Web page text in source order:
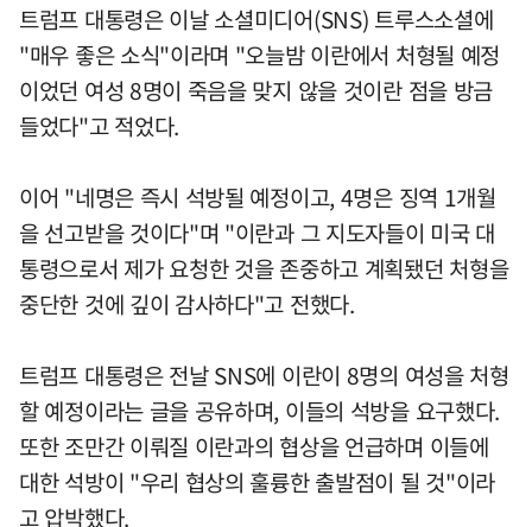
트럼프 대통령은 이날 소셜미디어(SNS) 트루스소셜에
"매우 좋은 소식"이라며 "오늘밤 이란에서 처형될 예정
이었던 여성 8명이 죽음을 맞지 않을 것이란 점을 방금
들었다"고 적었다.
이어 "네명은 즉시 석방될 예정이고, 4명은 징역 1개월
을 선고받을 것이다"며 "이란과 그 지도자들이 미국 대
통령으로서 제가 요청한 것을 존중하고 계획됐던 처형을
중단한 것에 깊이 감사하다"고 전했다.
트럼프 대통령은 전날 SNS에 이란이 8명의 여성을 처형
할 예정이라는 글을 공유하며, 이들의 석방을 요구했다.
또한 조만간 이뤄질 이란과의 협상을 언급하며 이들에
대한 석방이 "우리 협상의 훌륭한 출발점이 될 것"이라
고 압박했다.